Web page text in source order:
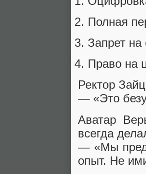
Полная
Запрет
Право на
Ректор
— «Это
Аватар
всегда
— «Мы
опыт. Не